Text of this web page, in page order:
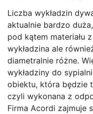
Liczba wykładzin
aktualnie bardzo
pod kątem materiału
wykładzina ale
diametralnie różne.
wykładziny do
obiektu, która będzie
czyli wykonana z
Firma Acordi zajmuje